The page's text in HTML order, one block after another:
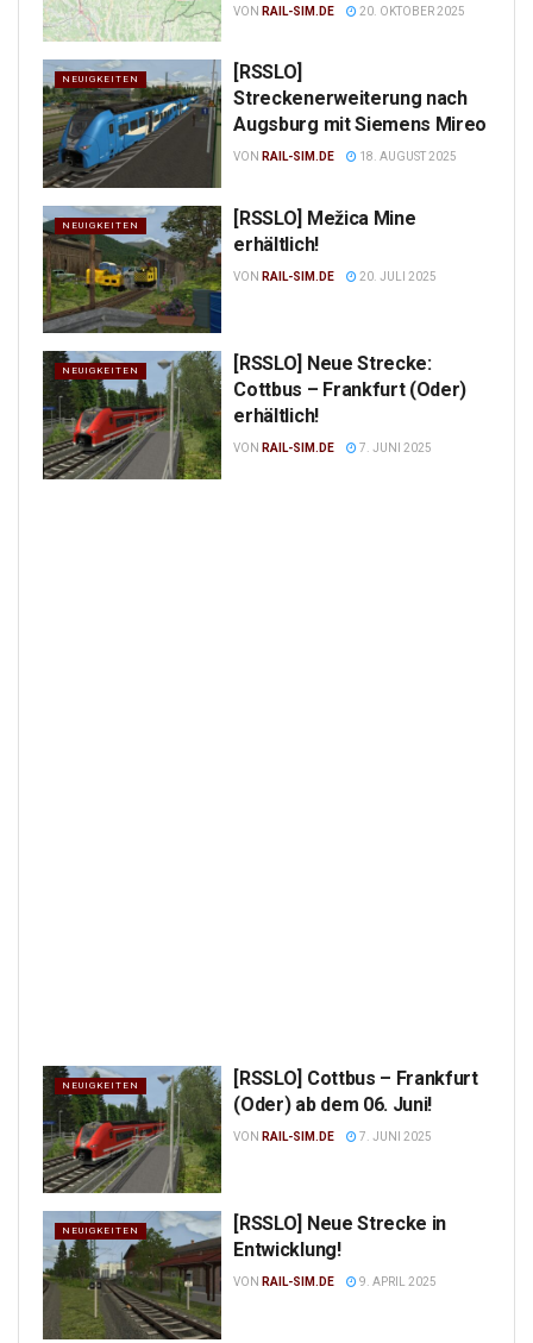
VON RAIL-SIM.DE 20. OKTOBER 2025
NEUIGKEITEN
[RSSLO]
Streckenerweiterung nach
Augsburg mit Siemens Mireo
VON RAIL-SIM.DE 18. AUGUST 2025
NEUIGKEITEN
[RSSLO] Mežica Mine
erhältlich!
VON RAIL-SIM.DE 20. JULI 2025
NEUIGKEITEN
[RSSLO] Neue Strecke:
Cottbus – Frankfurt (Oder)
erhältlich!
VON RAIL-SIM.DE 7. JUNI 2025
NEUIGKEITEN
[RSSLO] Cottbus – Frankfurt
(Oder) ab dem 06. Juni!
VON RAIL-SIM.DE 7. JUNI 2025
NEUIGKEITEN
[RSSLO] Neue Strecke in
Entwicklung!
VON RAIL-SIM.DE 9. APRIL 2025